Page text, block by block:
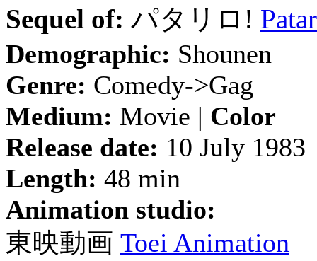
Sequel of: パタリロ!
Demographic: Shounen
Genre: Comedy->Gag
Medium: Movie | Color
Release date: 10 July 1983
Length: 48 min
Animation studio:
東映動画 Toei Animation